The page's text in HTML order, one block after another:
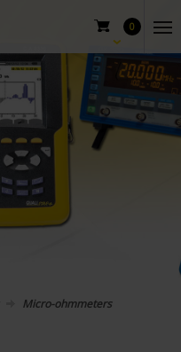
0
Micro-ohmmeters